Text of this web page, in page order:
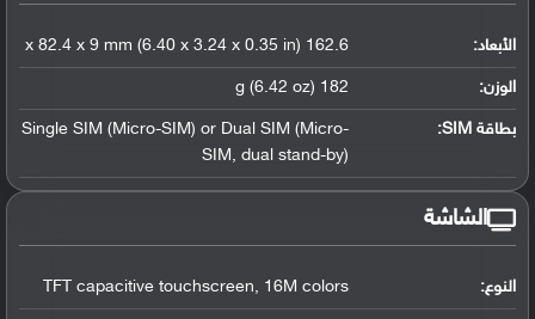
الأبعاد: 162.6 x 82.4 x 9 mm (6.40 x 3.24 x 0.35 in)
الوزن: 182 g (6.42 oz)
بطاقة SIM:
Single SIM (Micro-SIM) or Dual SIM (Micro-
SIM, dual stand-by)
الشاشة
النوع: TFT capacitive touchscreen, 16M colors